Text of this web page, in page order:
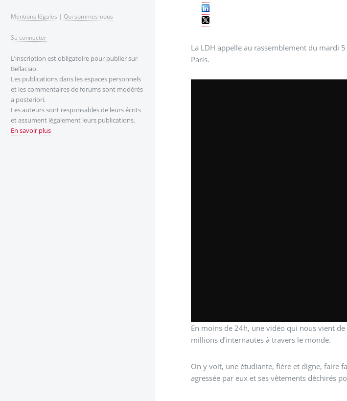
La LDH appelle au rassemblement du mardi
Paris.
En moins de 24h, une vidéo qui nous vient
millions d’internautes à travers le monde.
On y voit, une étudiante, fière et digne, faire
agressée par eux et ses vêtements déchirés
Mentions légales | Qui sommes-nous
Se connecter
L’inscription est obligatoire pour publier sur
Bellaciao.
Les publications dans les espaces personnels
et les commentaires de forums sont modérés
a posteriori.
Les auteurs sont responsables de leurs écrits
et assument légalement leurs publications.
En savoir plus